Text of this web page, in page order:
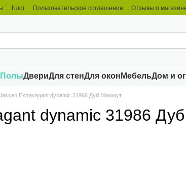
Блог Пользовательское соглашение Отзывы о
ПолыДвериДля стенДля окон МебельДом и
Extravagant dynamic 31986 Дуб Маммут
dynamic 31986